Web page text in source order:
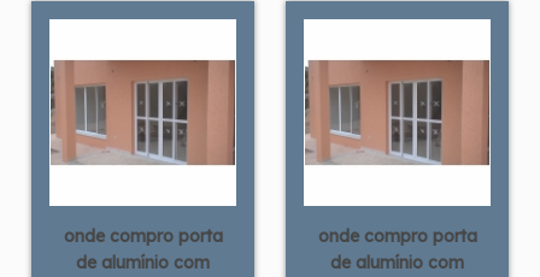
onde compro porta
de alumínio com
onde compro porta
de alumínio com